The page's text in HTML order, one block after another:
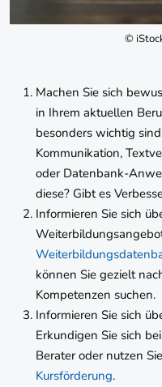
©
Machen Sie sich
in Ihrem aktuellen
besonders wichtig
Kommunikation,
oder Datenbank-
diese? Gibt es
Informieren Sie sich
können Sie gezielt
Kompetenzen suchen.
Informieren Sie sich
Erkundigen Sie sich
Berater oder nutzen
Kursförderung.